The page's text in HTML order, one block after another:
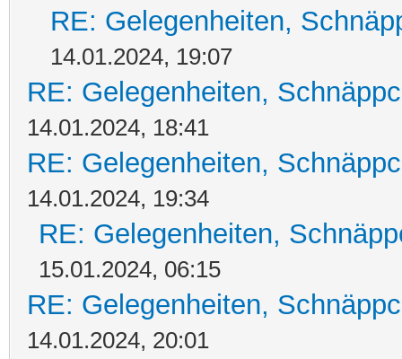
RE: Gelegenheiten,
14.01.2024, 19:07
RE: Gelegenheiten,
14.01.2024, 18:41
RE: Gelegenheiten,
14.01.2024, 19:34
RE: Gelegenheiten,
15.01.2024, 06:15
RE: Gelegenheiten,
14.01.2024, 20:01